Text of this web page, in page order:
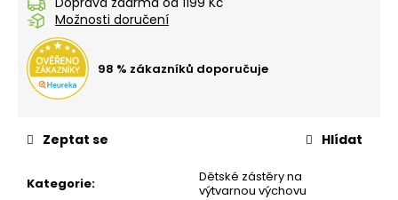
Možnosti doručení
98 % zákazníků doporučuje
Kategorie:
Dětské zástěry na
výtvarnou výchovu
Zeptat se Hlídat
č
e
m
BATOH